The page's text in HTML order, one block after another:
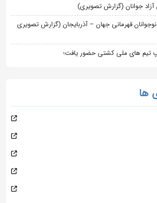
جوانان (گزارش تصویری)
قهرمانی جهان – آذربایجان (گزارش تصویری
تیم های ملی کشتی حضور یافت؛
ها